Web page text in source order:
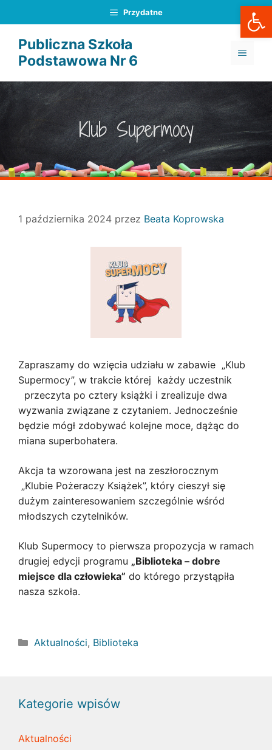
do
treści
Przydatne
Publiczna Szkoła
Podstawowa Nr 6
MENU
Klub Supermocy
1 października 2024 przez Beata Koprowska
Zapraszamy do wzięcia udziału w zabawie „Klub
Supermocy”, w trakcie której każdy uczestnik
przeczyta po cztery książki i zrealizuje dwa
wyzwania związane z czytaniem. Jednocześnie
będzie mógł zdobywać kolejne moce, dążąc do
miana superbohatera.
Akcja ta wzorowana jest na zeszłorocznym
„Klubie Pożeraczy Książek”, który cieszył się
dużym zainteresowaniem szczególnie wśród
młodszych czytelników.
Klub Supermocy to pierwsza propozycja w ramach
drugiej edycji programu „Biblioteka – dobre
miejsce dla człowieka” do którego przystąpiła
nasza szkoła.
Kategorie
Aktualności, Biblioteka
Kategorie wpisów
Aktualności